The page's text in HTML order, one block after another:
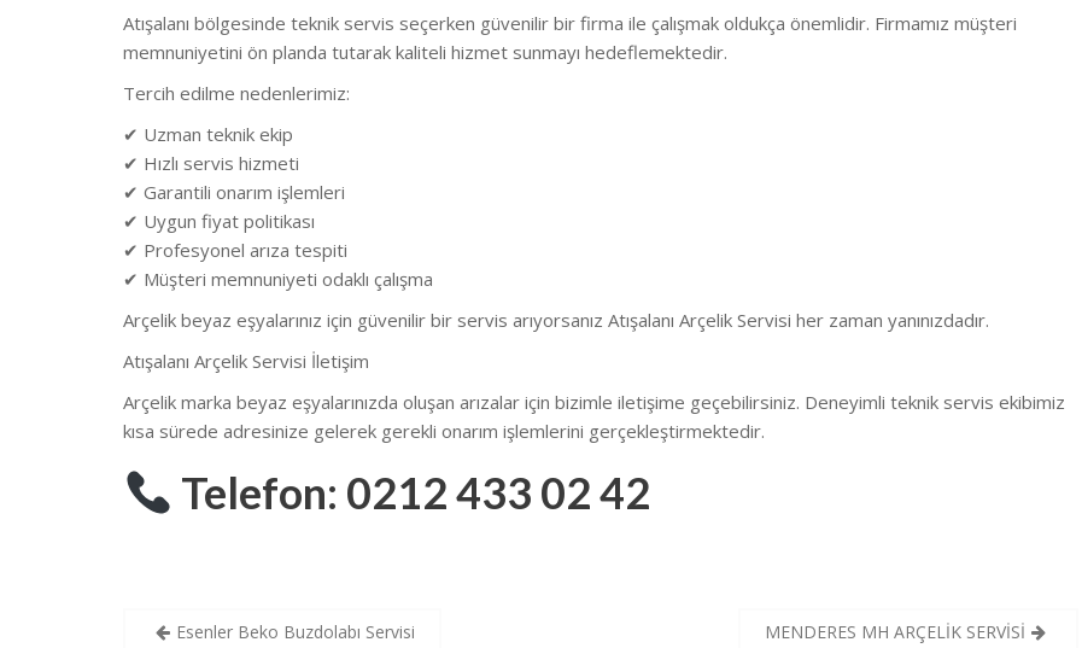
Atışalanı bölgesinde teknik servis seçerken güvenilir bir firma ile çalışmak oldukça önemlidir. Firmamız müşteri
memnuniyetini ön planda tutarak kaliteli hizmet sunmayı hedeflemektedir.
Tercih edilme nedenlerimiz:
✔ Uzman teknik ekip
✔ Hızlı servis hizmeti
✔ Garantili onarım işlemleri
✔ Uygun fiyat politikası
✔ Profesyonel arıza tespiti
✔ Müşteri memnuniyeti odaklı çalışma
Arçelik beyaz eşyalarınız için güvenilir bir servis arıyorsanız Atışalanı Arçelik Servisi her zaman yanınızdadır.
Atışalanı Arçelik Servisi İletişim
Arçelik marka beyaz eşyalarınızda oluşan arızalar için bizimle iletişime geçebilirsiniz. Deneyimli teknik servis ekibimiz
kısa sürede adresinize gelerek gerekli onarım işlemlerini gerçekleştirmektedir.
Telefon: 0212 433 02 42
YazıEsenler Beko Buzdolabı Servisi MENDERES MH ARÇELİK SERVİSİ